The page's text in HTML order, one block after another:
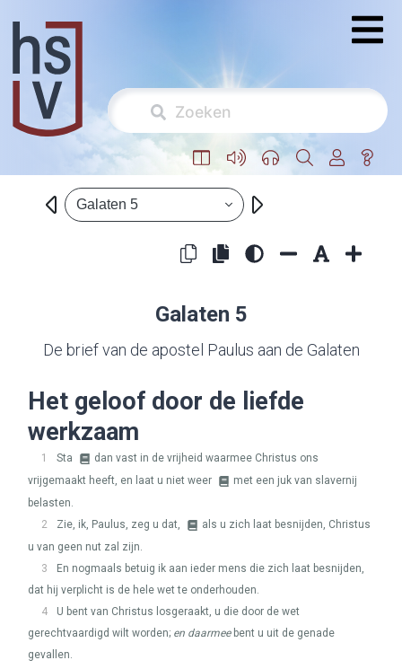
Galaten 5
Galaten 5
De brief van de apostel Paulus aan de Galaten
Het geloof door de liefde
werkzaam
1 Sta
dan vast in de vrijheid waarmee Christus ons
vrijgemaakt heeft, en laat u niet weer
met een juk van slavernij
belasten.
2
Zie, ik, Paulus, zeg u dat,
als u zich laat besnijden, Christus
u van geen nut zal zijn.
3
En nogmaals betuig ik aan ieder mens die zich laat besnijden,
dat hij verplicht is de hele wet te onderhouden.
4
U bent van Christus losgeraakt, u die door de wet
gerechtvaardigd wilt worden; en daarmeebent u uit de genade
gevallen.